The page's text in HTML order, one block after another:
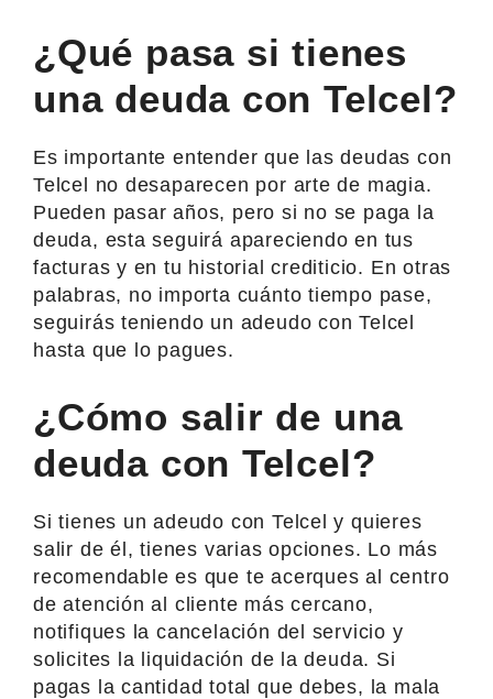
¿Qué pasa si tienes
una deuda con Telcel?
Es importante entender que las deudas con
Telcel no desaparecen por arte de magia.
Pueden pasar años, pero si no se paga la
deuda, esta seguirá apareciendo en tus
facturas y en tu historial crediticio. En otras
palabras, no importa cuánto tiempo pase,
seguirás teniendo un adeudo con Telcel
hasta que lo pagues.
¿Cómo salir de una
deuda con Telcel?
Si tienes un adeudo con Telcel y quieres
salir de él, tienes varias opciones. Lo más
recomendable es que te acerques al centro
de atención al cliente más cercano,
notifiques la cancelación del servicio y
solicites la liquidación de la deuda. Si
pagas la cantidad total que debes, la mala